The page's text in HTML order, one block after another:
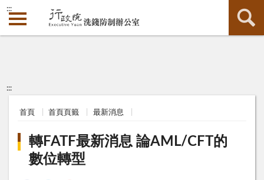
:::
:::
首頁 首頁頁籤 最新消息
轉FATF最新消息 論AML/CFT的
數位轉型